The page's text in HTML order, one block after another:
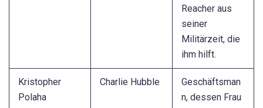
Reacher aus
seiner
Militärzeit, die
ihm hilft.
Kristopher
Polaha
Charlie Hubble
Geschäftsman
n, dessen Frau